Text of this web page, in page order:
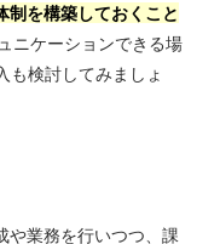
制を構築しておくこと
ニケーションできる場
も検討してみましょ
や業務を行いつつ、課